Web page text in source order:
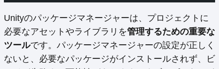
Unityのパッケージマネージャーは、プロジェクトに
必要なアセットやライブラリを管理するための重要な
ツールです。パッケージマネージャーの設定が正しく
ないと、必要なパッケージがインストールされず、ビ